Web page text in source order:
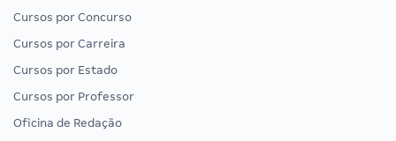
Cursos por Concurso
Cursos por Carreira
Cursos por Estado
Cursos por Professor
Oficina de Redação